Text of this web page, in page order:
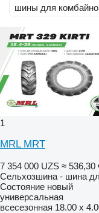
шины для
1
MRL MRT
7 354 000 UZS ≈ 536,30
Сельхозшина - шина
Состояние новый
универсальная
всесезонная 18.00 x